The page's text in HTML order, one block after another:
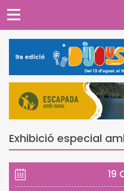
Exhibició especial
19